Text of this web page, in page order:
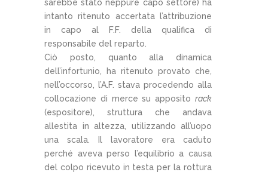
sarebbe stato neppure capo settore) ha
intanto ritenuto accertata l’attribuzione
in capo al F.F. della qualifica di
responsabile del reparto.
Ciò posto, quanto alla dinamica
dell’infortunio, ha ritenuto provato che,
nell’occorso, l’A.F. stava procedendo alla
collocazione di merce su apposito rack
(espositore), struttura che andava
allestita in altezza, utilizzando all’uopo
una scala. Il lavoratore era caduto
perché aveva perso l’equilibrio a causa
del colpo ricevuto in testa per la rottura